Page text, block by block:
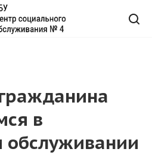
в
обслуживании